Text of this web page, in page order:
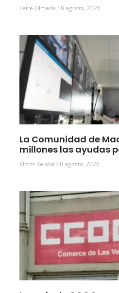
Leire Olmeda 8 agosto, 2026
La Comunidad de
millones las ayudas
Víctor Reloba 8 agosto, 2026